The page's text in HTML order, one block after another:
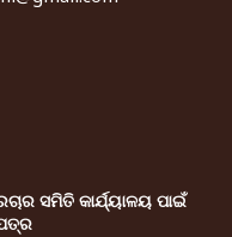
ସମିତି କାର୍ଯ୍ୟାଳୟ ପାଇଁ